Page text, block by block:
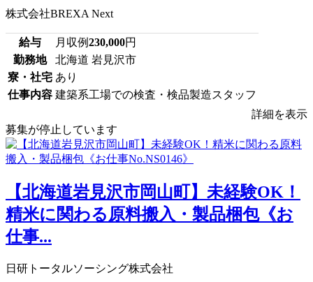
株式会社BREXA Next
給与 月収例230,000円
勤務地
北海道 岩見沢市
寮・社宅 あり
仕事内容 建築系工場での検査・検品製造スタッフ
詳細を表示
募集が停止しています
【北海道岩見沢市岡山町】未経験OK！
精米に関わる原料搬入・製品梱包《お
仕事...
日研トータルソーシング株式会社